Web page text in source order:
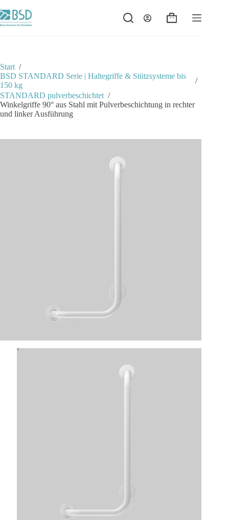
Inhalt
springen
Warenkorb
Start /
BSD STANDARD Serie | Haltegriffe & Stützsysteme bis
150 kg
/
STANDARD pulverbeschichtet /
Winkelgriffe 90° aus Stahl mit Pulverbeschichtung in rechter
und linker Ausführung